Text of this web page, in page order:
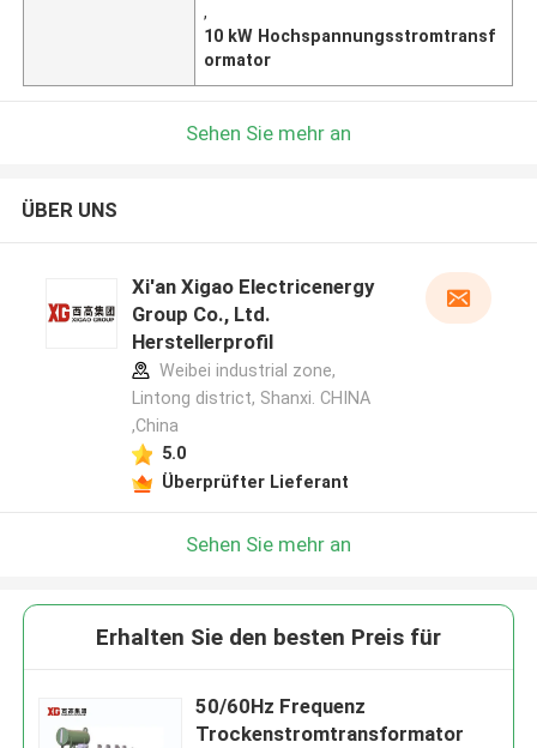
,
10 kW Hochspannungsstromtransf
ormator
Sehen Sie mehr an
ÜBER UNS
Xi'an Xigao Electricenergy
Group Co., Ltd.
Herstellerprofil
Weibei industrial zone,
Lintong district, Shanxi. CHINA
,China
5.0
Überprüfter Lieferant
Sehen Sie mehr an
Erhalten Sie den besten Preis für
50/60Hz Frequenz
Trockenstromtransformator